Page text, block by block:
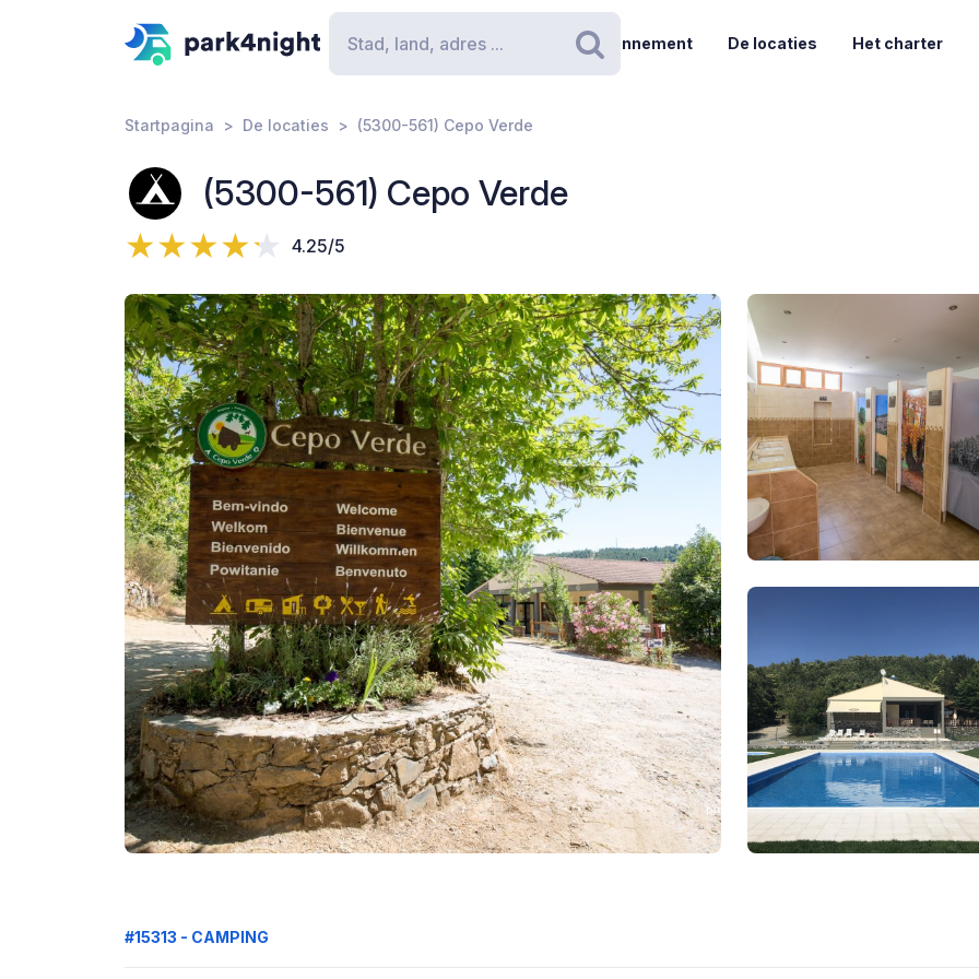
Zoeken
Abonnement De locaties Het charter
Startpagina De locaties (5300-561) Cepo Verde
(5300-561) Cepo Verde
4.25/5
#15313 - CAMPING